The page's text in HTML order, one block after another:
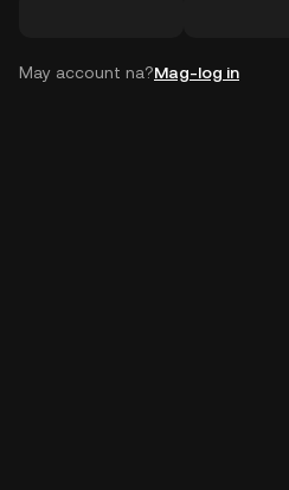
May account na?Mag-log in